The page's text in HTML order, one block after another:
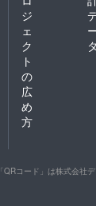
ジ
ェ
ク
ト
の
広
め
方
タ
「QRコード」は株式会社